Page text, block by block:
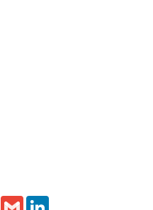
Message
Gmail